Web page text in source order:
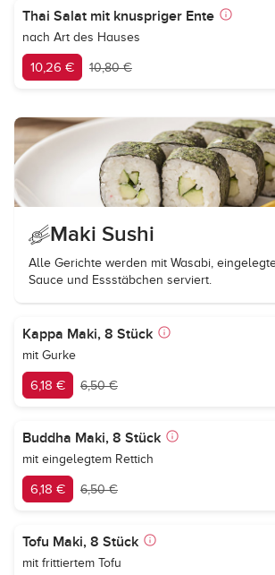
Thai Salat mit knuspriger Ente
nach Art des Hauses
10,26 € 10,80 €
Maki Sushi
Alle Gerichte werden mit Wasabi,
Sauce und Essstäbchen serviert.
Kappa Maki, 8 Stück
mit Gurke
6,18 € 6,50 €
Buddha Maki, 8 Stück
mit eingelegtem Rettich
6,18 € 6,50 €
Tofu Maki, 8 Stück
mit frittiertem Tofu